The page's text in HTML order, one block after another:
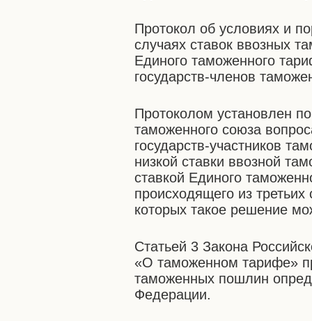
Протокол об условиях и
случаях ставок ввозных
Единого таможенного
государств-членов
Протоколом установлен
таможенного союза
государств-участников
низкой ставки ввозной
ставкой Единого
происходящего из
которых такое решение
Статьей 3 Закона
«О таможенном тарифе»
таможенных пошлин
Федерации.